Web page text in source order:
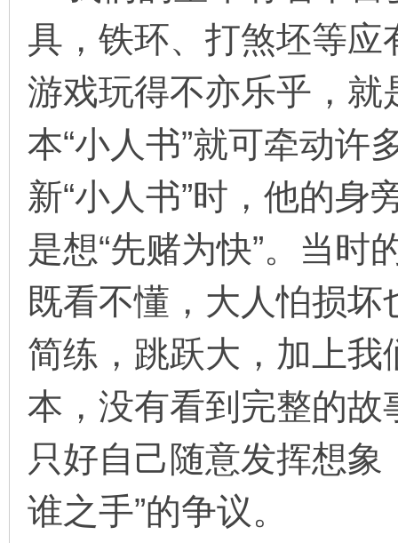
具，铁环、打煞坯等
游戏玩得不亦乐乎，
本“小人书”就可牵动许
新“小人书”时，他的身
是想“先赌为快”。当时
既看不懂，大人怕损坏
简练，跳跃大，加上
本，没有看到完整的
只好自己随意发挥想象
谁之手”的争议。